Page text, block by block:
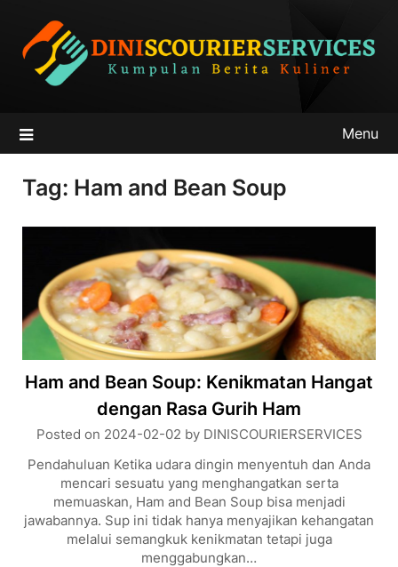
content
Menu
Tag: Ham and Bean Soup
Ham and Bean Soup: Kenikmatan Hangat
dengan Rasa Gurih Ham
Posted on 2024-02-02 by DINISCOURIERSERVICES
Pendahuluan Ketika udara dingin menyentuh dan Anda
mencari sesuatu yang menghangatkan serta
memuaskan, Ham and Bean Soup bisa menjadi
jawabannya. Sup ini tidak hanya menyajikan kehangatan
melalui semangkuk kenikmatan tetapi juga
menggabungkan…